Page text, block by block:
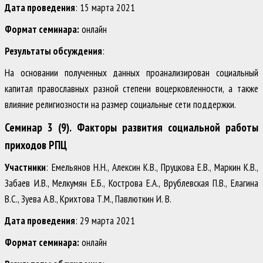
Дата проведения: 15 марта 2021
Формат семинара: онлайн
Результаты обсуждения:
На основании полученных данных проанализирован социальный
капитал православных разной степени воцерковленности, а также
влияние религиозности на размер социальные сети поддержки.
Семинар 3 (9). Факторы развития социальной работы
приходов РПЦ
Участники: Емельянов Н.Н., Алексин К.В., Пруцкова Е.В., Маркин К.В.,
Забаев И.В., Мелкумян Е.Б., Кострова Е.А., Врублевская П.В., Елагина
В.С., Зуева А.В., Крихтова Т.М., Павлюткин И. В.
Дата проведения: 29 марта 2021
Формат семинара: онлайн